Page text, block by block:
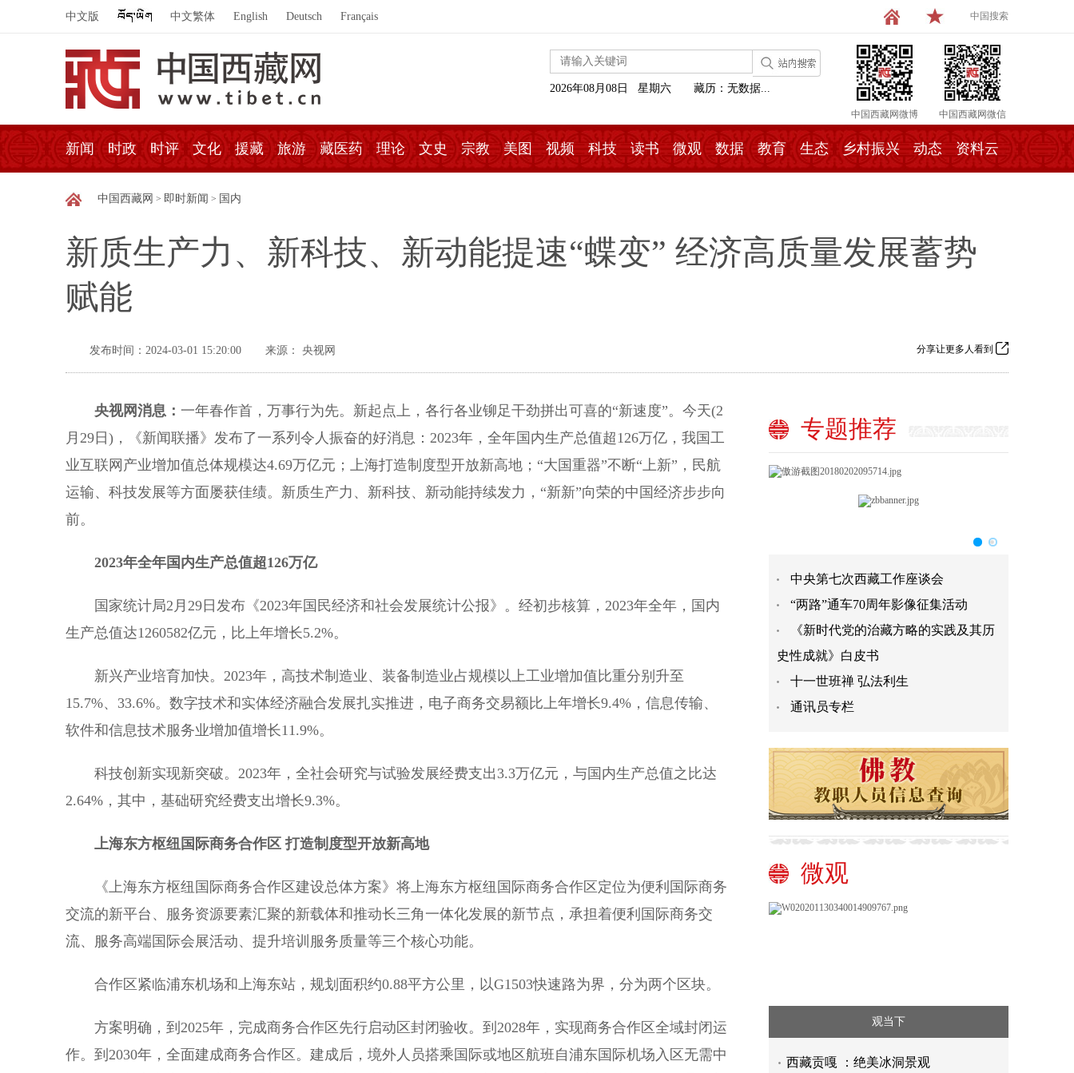
中文版 中文繁体 English Deutsch Français 中国搜索
中国西藏网微博 中国西藏网微信
2026年08月08日 星期六 藏历：无数据...
新闻 时政 时评 文化 援藏 旅游 藏医药 理论 文史 宗教 美图 视频 科技 读书 微观 数据 教育 生态 乡村振兴 动态 资料云
中国西藏网 > 即时新闻 > 国内
新质生产力、新科技、新动能提速“蝶变” 经济高质量发展蓄势
赋能
发布时间：2024-03-01 15:20:00 来源： 央视网 分享让更多人看到
央视网消息： 一年春作首，万事行为先。新起点上，各行各业铆足干劲拼出可喜的“新速度”。今天(2
月29日)，《新闻联播》发布了一系列令人振奋的好消息：2023年，全年国内生产总值超126万亿，我国工
业互联网产业增加值总体规模达4.69万亿元；上海打造制度型开放新高地；“大国重器”不断“上新”，民航
运输、科技发展等方面屡获佳绩。新质生产力、新科技、新动能持续发力，“新新”向荣的中国经济步步向
前。
2023年全年国内生产总值超126万亿
国家统计局2月29日发布《2023年国民经济和社会发展统计公报》。经初步核算，2023年全年，国内
生产总值达1260582亿元，比上年增长5.2%。
新兴产业培育加快。2023年，高技术制造业、装备制造业占规模以上工业增加值比重分别升至
15.7%、33.6%。数字技术和实体经济融合发展扎实推进，电子商务交易额比上年增长9.4%，信息传输、
软件和信息技术服务业增加值增长11.9%。
科技创新实现新突破。2023年，全社会研究与试验发展经费支出3.3万亿元，与国内生产总值之比达
2.64%，其中，基础研究经费支出增长9.3%。
上海东方枢纽国际商务合作区 打造制度型开放新高地
《上海东方枢纽国际商务合作区建设总体方案》将上海东方枢纽国际商务合作区定位为便利国际商务
交流的新平台、服务资源要素汇聚的新载体和推动长三角一体化发展的新节点，承担着便利国际商务交
流、服务高端国际会展活动、提升培训服务质量等三个核心功能。
合作区紧临浦东机场和上海东站，规划面积约0.88平方公里，以G1503快速路为界，分为两个区块。
方案明确，到2025年，完成商务合作区先行启动区封闭验收。到2028年，实现商务合作区全域封闭运
作。到2030年，全面建成商务合作区。建成后，境外人员搭乘国际或地区航班自浦东国际机场入区无需中
专题推荐
中央第七次西藏工作座谈会
“两路”通车70周年影像征集活动
《新时代党的治藏方略的实践及其历
史性成就》白皮书
十一世班禅 弘法利生
通讯员专栏
微观
观当下
西藏贡嘎 ：绝美冰洞景观